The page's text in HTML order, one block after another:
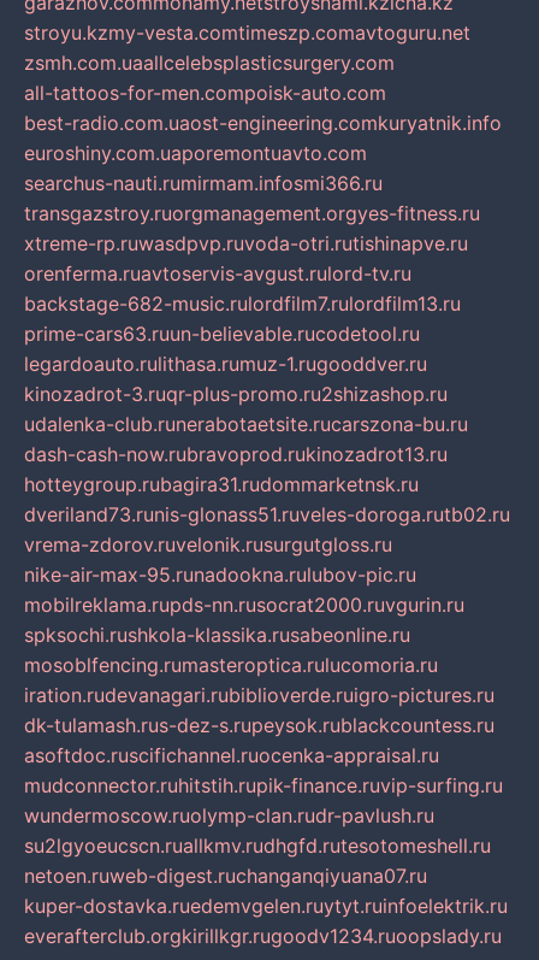
stroyu.kzmy-vesta.comtimeszp.comavtoguru.net
zsmh.com.uaallcelebsplasticsurgery.com
all-tattoos-for-men.compoisk-auto.com
best-radio.com.uaost-engineering.comkuryatnik.info
euroshiny.com.uaporemontuavto.com
searchus-nauti.rumirmam.infosmi366.ru
transgazstroy.ruorgmanagement.orgyes-fitness.ru
xtreme-rp.ruwasdpvp.ruvoda-otri.rutishinapve.ru
orenferma.ruavtoservis-avgust.rulord-tv.ru
backstage-682-music.rulordfilm7.rulordfilm13.ru
prime-cars63.ruun-believable.rucodetool.ru
legardoauto.rulithasa.rumuz-1.rugooddver.ru
kinozadrot-3.ruqr-plus-promo.ru2shizashop.ru
udalenka-club.runerabotaetsite.rucarszona-bu.ru
dash-cash-now.rubravoprod.rukinozadrot13.ru
hotteygroup.rubagira31.rudommarketnsk.ru
dveriland73.runis-glonass51.ruveles-doroga.rutb02.ru
vrema-zdorov.ruvelonik.rusurgutgloss.ru
nike-air-max-95.runadookna.rulubov-pic.ru
mobilreklama.rupds-nn.rusocrat2000.ruvgurin.ru
spksochi.rushkola-klassika.rusabeonline.ru
mosoblfencing.rumasteroptica.rulucomoria.ru
iration.rudevanagari.rubiblioverde.ruigro-pictures.ru
dk-tulamash.rus-dez-s.rupeysok.rublackcountess.ru
asoftdoc.ruscifichannel.ruocenka-appraisal.ru
mudconnector.ruhitstih.rupik-finance.ruvip-surfing.ru
wundermoscow.ruolymp-clan.rudr-pavlush.ru
su2lgyoeucscn.ruallkmv.rudhgfd.rutesotomeshell.ru
netoen.ruweb-digest.ruchanganqiyuana07.ru
kuper-dostavka.ruedemvgelen.ruytyt.ruinfoelektrik.ru
everafterclub.orgkirillkgr.rugoodv1234.ruoopslady.ru